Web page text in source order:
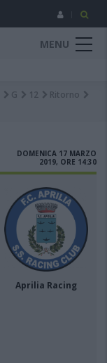
MENU
G 12
Ritorno
DOMENICA 17 MARZO
2019, ORE 14:30
Aprilia Racing